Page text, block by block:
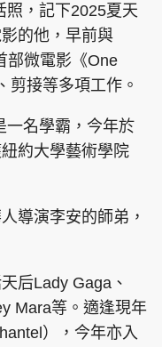
載
照，記下2025夏天
的他，早前與
部微電影《One
剪接等多項工作。
一名學霸，今年於
約大學藝術學院
導演李安的師弟，
后Lady Gaga、
Mara等。適逢現年
），今年亦入